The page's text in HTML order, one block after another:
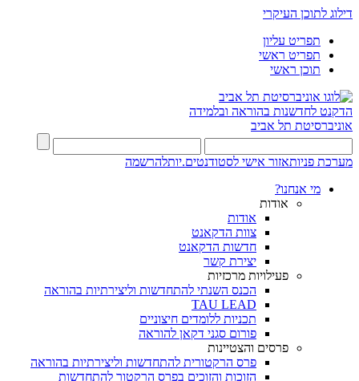
דילוג לתוכן העיקרי
תפריט עליון
תפריט ראשי
תוכן ראשי
הדקנט לחדשנות בהוראה ובלמידה
אוניברסיטת תל אביב
מערכת פניותאזור אישי לסטודנטים.יותלהרשמה
מי אנחנו?
אודות
אודות
צוות הדקאנט
חדשות הדקאנט
יצירת קשר
פעילויות מרכזיות
הכנס השנתי להתחדשות וליצירתיות בהוראה
TAU LEAD
תכניות ללומדים חיצוניים
פורום סגני דקאן להוראה
פרסים והצטיינות
פרס הרקטורית להתחדשות וליצירתיות בהוראה
הזוכות והזוכים בפרס הרקטור להתחדשות